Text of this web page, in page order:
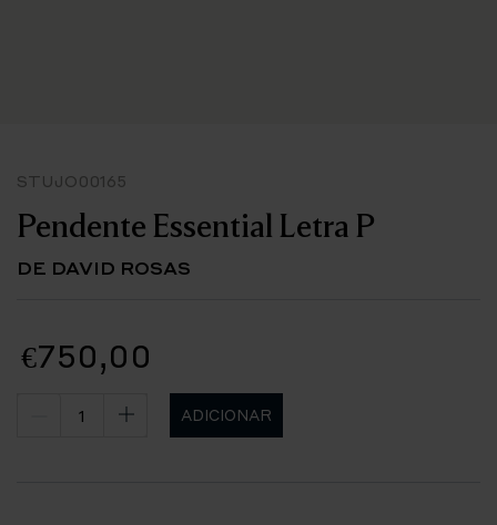
STUJO00165
Pendente Essential Letra P
DE DAVID ROSAS
€750,00
ADICIONAR